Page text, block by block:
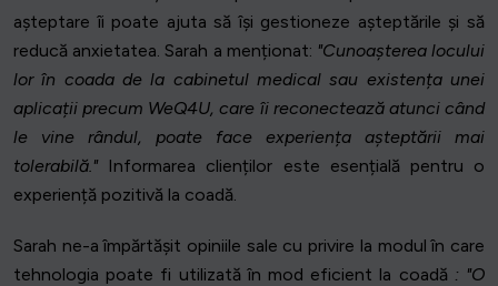
așteptare îi poate ajuta să își gestioneze așteptările și să
reducă anxietatea. Sarah a menționat: "Cunoașterea locului
lor în coada de la cabinetul medical sau existența unei
aplicații precum WeQ4U, care îi reconectează atunci când
le vine rândul, poate face experiența așteptării mai
tolerabilă."Informarea clienților este esențială pentru o
experiență pozitivă la coadă.
Sarah ne-a împărtășit opiniile sale cu privire la modul în care
tehnologia poate fi utilizată în mod eficient la coadă : "O